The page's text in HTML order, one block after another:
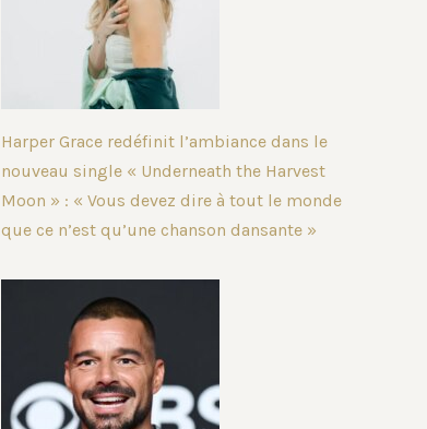
Harper Grace redéfinit l’ambiance dans le
nouveau single « Underneath the Harvest
Moon » : « Vous devez dire à tout le monde
que ce n’est qu’une chanson dansante »